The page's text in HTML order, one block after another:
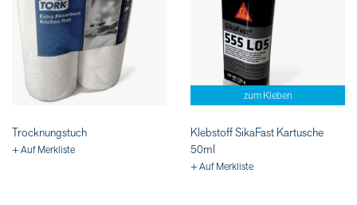
Trocknungstuch
+ Auf Merkliste
zum Kleben
Klebstoff SikaFast Kartusche
50ml
+ Auf Merkliste